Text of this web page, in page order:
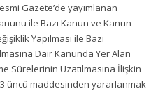
Gazete’de yayımlanan
ile Bazı Kanun ve Kanun
Yapılması ile Bazı
Dair Kanunda Yer Alan
Sürelerinin Uzatılmasına İlişkin
üncü maddesinden yararlanmak